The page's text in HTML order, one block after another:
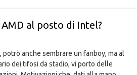
al posto di Intel?
potrò anche sembrare un fanboy, ma al
dei tifosi da stadio, vi porto delle